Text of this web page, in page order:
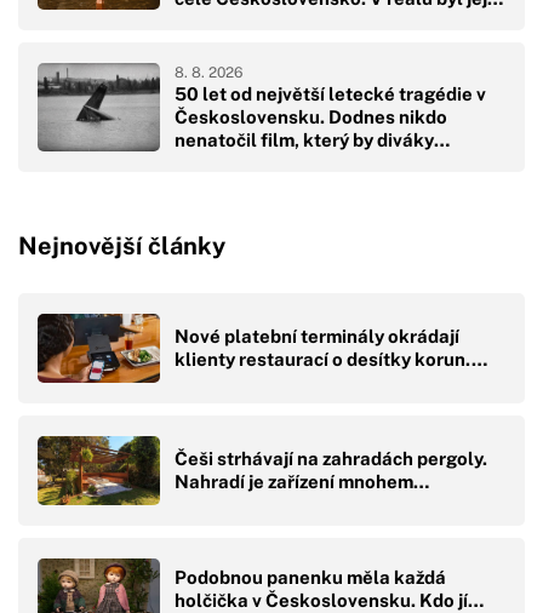
50 let od největší letecké tragédie v
Československu. Dodnes nikdo
nenatočil film, který by diváky
8. 8. 2026
Nejnovější články
Nové platební terminály okrádají
klienty restaurací o desítky korun.…
Češi strhávají na zahradách pergoly.
Nahradí je zařízení mnohem…
Podobnou panenku měla každá
holčička v Československu. Kdo jí…